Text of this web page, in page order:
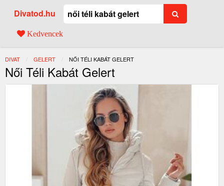
Divatod.hu
Kedvencek
DIVAT GELERT JELENLEGI:
NŐI TÉLI KABÁT GELERT
Női Téli Kabát Gelert